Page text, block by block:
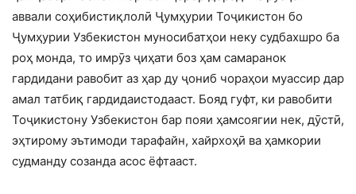
аввали соҳибистиқлолӣ Ҷумҳурии Тоҷикистон бо
Ҷумҳурии Узбекистон муносибатҳои неку судбахшро ба
роҳ монда, то имрӯз ҷиҳати боз ҳам самаранок
гардидани равобит аз ҳар ду ҷониб чораҳои муассир дар
амал татбиқ гардидаистодааст. Бояд гуфт, ки равобити
Тоҷикистону Узбекистон бар пояи ҳамсоягии нек, дӯстӣ,
эҳтирому эътимоди тарафайн, хайрхоҳӣ ва ҳамкории
судманду созанда асос ёфтааст.